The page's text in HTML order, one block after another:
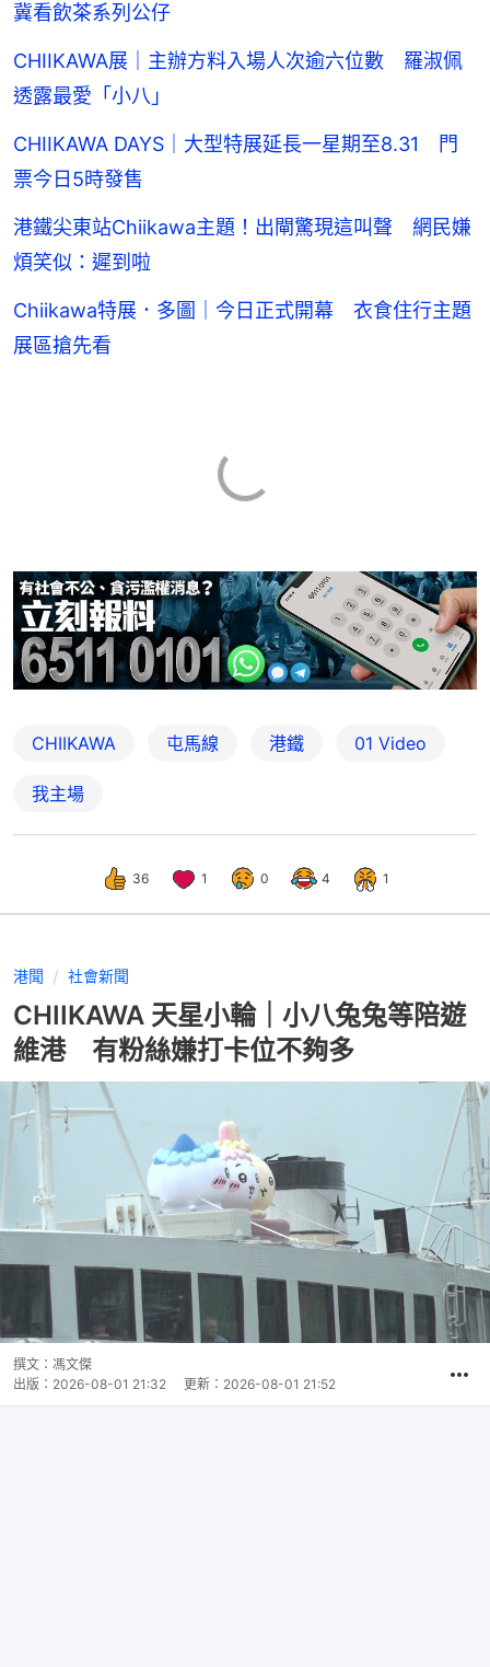
冀看飲茶系列公仔
CHIIKAWA展｜主辦方料入場人次逾六位數 羅淑佩
透露最愛「小八」
CHIIKAWA DAYS｜大型特展延長一星期至8.31 門
票今日5時發售
港鐵尖東站Chiikawa主題！出閘驚現這叫聲 網民嫌
煩笑似：遲到啦
Chiikawa特展．多圖｜今日正式開幕 衣食住行主題
展區搶先看
CHIIKAWA 屯馬線 港鐵 01 Video
我主場
36 1 0 4 1
港聞 社會新聞
CHIIKAWA 天星小輪｜小八兔兔等陪遊
維港 有粉絲嫌打卡位不夠多
撰文： 馮文傑
出版： 2026-08-01 21:32 更新： 2026-08-01 21:52